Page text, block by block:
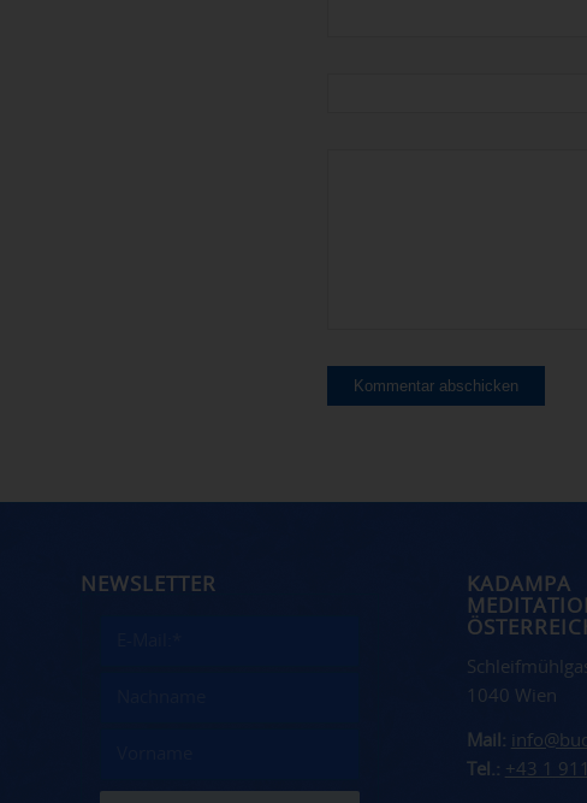
NEWSLETTER
KADAMPA
1040 Wien
Mail:
Tel.: +43 1